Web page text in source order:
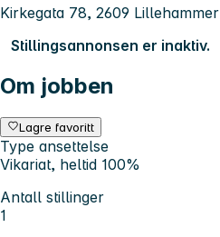
Kirkegata 78, 2609 Lillehammer
Stillingsannonsen er inaktiv.
Om jobben
Lagre favoritt
Type ansettelse
Vikariat, heltid 100%
Antall stillinger
1